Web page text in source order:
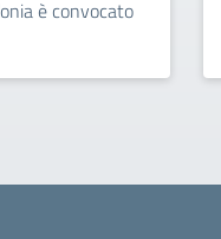
è convocato